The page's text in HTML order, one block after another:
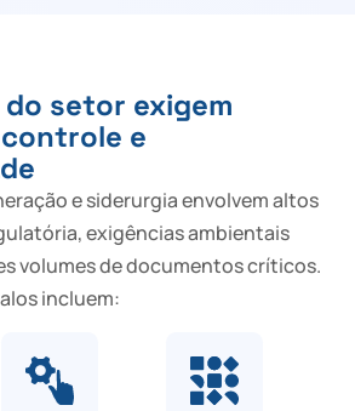
setor exigem
e
e siderurgia envolvem altos
exigências ambientais
volumes de documentos críticos.
incluem: